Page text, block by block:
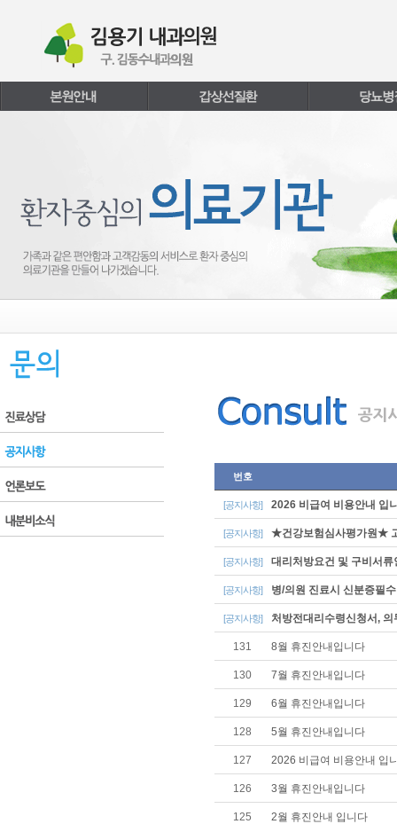
번호
[공지사항] 2026 비급여 비용안내 입
[공지사항] ★건강보험심사평가원★
[공지사항] 대리처방요건 및 구비서류
[공지사항] 병/의원 진료시 신분증필
[공지사항] 처방전대리수령신청서,
131 8월 휴진안내입니다
130 7월 휴진안내입니다
129 6월 휴진안내입니다
128 5월 휴진안내입니다
127 2026 비급여 비용안내 입
126 3월 휴진안내입니다
125 2월 휴진안내 입니다